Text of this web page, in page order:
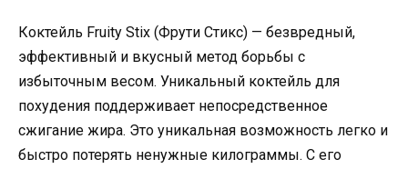
Коктейль Fruity Stix (Фрути Стикс) — безвредный,
эффективный и вкусный метод борьбы с
избыточным весом. Уникальный коктейль для
похудения поддерживает непосредственное
сжигание жира. Это уникальная возможность легко и
быстро потерять ненужные килограммы. С его